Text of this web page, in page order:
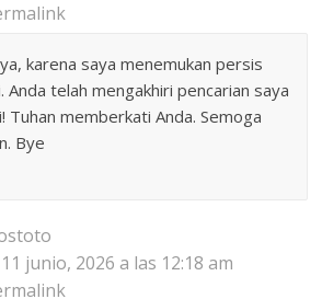
karena saya menemukan persis
Anda telah mengakhiri pencarian saya
Tuhan memberkati Anda. Semoga
Bye
junio, 2026 a las 12:18 am